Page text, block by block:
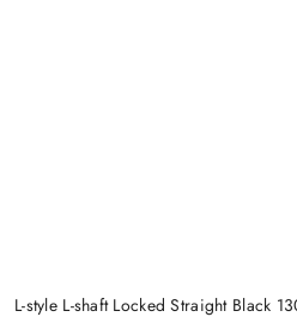
L-style L-shaft Locked Straight Black